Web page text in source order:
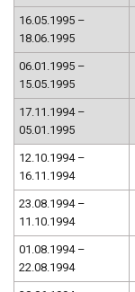
16.05.1995 –
18.06.1995
06.01.1995 –
15.05.1995
17.11.1994 –
05.01.1995
12.10.1994 –
16.11.1994
23.08.1994 –
11.10.1994
01.08.1994 –
22.08.1994